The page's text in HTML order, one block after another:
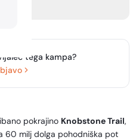
tega kampa?
pokrajino Knobstone Trail,
60 milj dolga pohodniška pot